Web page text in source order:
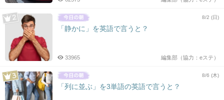
8/2 (日)
「静かに」を英語で言うと？
編集部（協力：eステ）
33965
8/6 (木)
「列に並ぶ」を3単語の英語で言うと？